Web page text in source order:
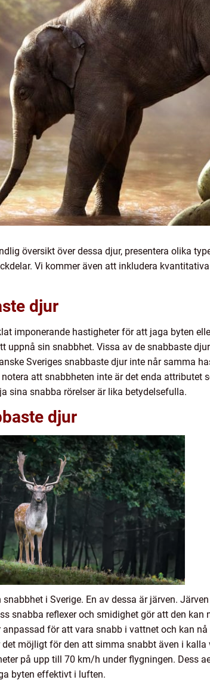
översikt över dessa djur, presentera olika
Vi kommer även att inkludera
djur
imponerande hastigheter för att jaga byten
sin snabbhet. Vissa av de snabbaste
Sveriges snabbaste djur inte når samma
att snabbheten inte är det enda attributet
sina snabba rörelser är lika betydelsefulla.
djur
i Sverige. En av dessa är järven.
snabba reflexer och smidighet gör att den kan
för att vara snabb i vattnet och kan
möjligt för den att simma snabbt även i kalla
på upp till 70 km/h under flygningen. Dess
byten effektivt i luften.